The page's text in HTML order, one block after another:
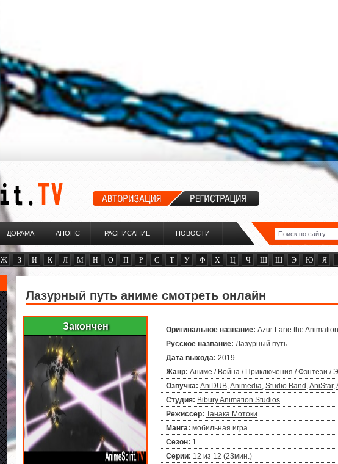
ДОРАМА АНОНС РАСПИСАНИЕ НОВОСТИ
Ж З И К Л М Н О П Р С Т У Ф Х Ц Ч Ш Щ Э Ю Я
Лазурный путь аниме смотреть онлайн
Оригинальное название: Azur Lane the Animation
Русское название: Лазурный путь
Дата выхода: 2019
Жанр: Аниме / Война / Приключения /Фэнтези /
Озвучка: AniDUB,Animedia, Studio Band ,AniStar,
Студия: Bibury Animation Studios
Режиссер: Танака Мотоки
Манга: мобильная игра
Сезон: 1
Серии: 12 из 12 (23мин.)
Закончен